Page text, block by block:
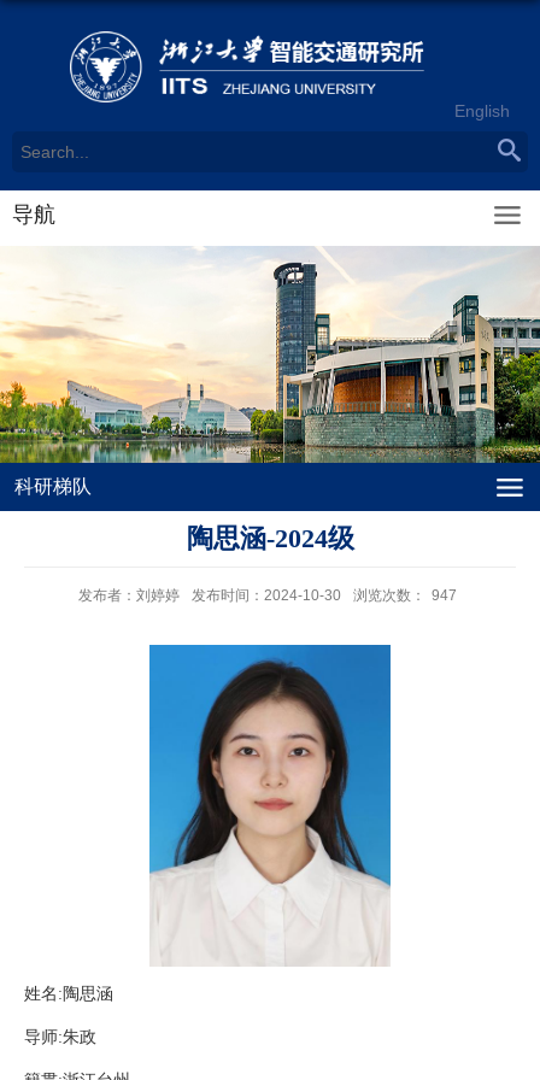
English
导航
科研梯队
陶思涵-2024级
发布者：刘婷婷 发布时间：2024-10-30 浏览次数： 947
姓名:陶思涵
导师:朱政